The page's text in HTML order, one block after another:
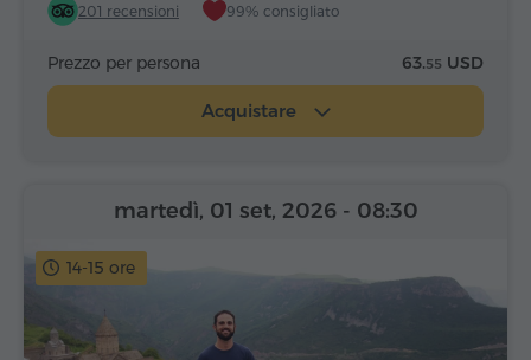
201 recensioni 99% consigliato
Prezzo per persona 63.55 USD
Acquistare
14-15 ore
martedì, 01 set, 2026 - 08:30